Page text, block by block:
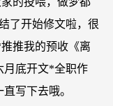
了开始修文啦，很
推我的预收《离
月底开文*全职作
写下去哦。